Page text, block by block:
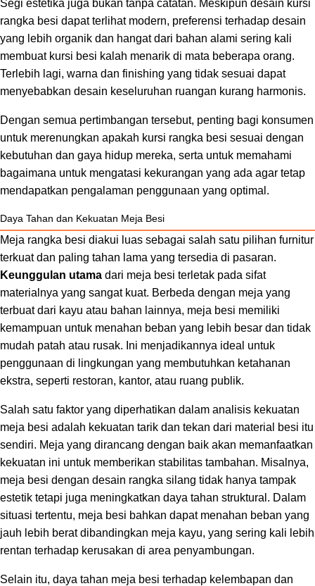
Segi estetika juga bukan tanpa catatan. Meskipun desain kursi
rangka besi dapat terlihat modern, preferensi terhadap desain
yang lebih organik dan hangat dari bahan alami sering kali
membuat kursi besi kalah menarik di mata beberapa orang.
Terlebih lagi, warna dan finishing yang tidak sesuai dapat
menyebabkan desain keseluruhan ruangan kurang harmonis.
Dengan semua pertimbangan tersebut, penting bagi konsumen
untuk merenungkan apakah kursi rangka besi sesuai dengan
kebutuhan dan gaya hidup mereka, serta untuk memahami
bagaimana untuk mengatasi kekurangan yang ada agar tetap
mendapatkan pengalaman penggunaan yang optimal.
Daya Tahan dan Kekuatan Meja Besi
Meja rangka besi diakui luas sebagai salah satu pilihan furnitur
terkuat dan paling tahan lama yang tersedia di pasaran.
Keunggulan utama dari meja besi terletak pada sifat
materialnya yang sangat kuat. Berbeda dengan meja yang
terbuat dari kayu atau bahan lainnya, meja besi memiliki
kemampuan untuk menahan beban yang lebih besar dan tidak
mudah patah atau rusak. Ini menjadikannya ideal untuk
penggunaan di lingkungan yang membutuhkan ketahanan
ekstra, seperti restoran, kantor, atau ruang publik.
Salah satu faktor yang diperhatikan dalam analisis kekuatan
meja besi adalah kekuatan tarik dan tekan dari material besi itu
sendiri. Meja yang dirancang dengan baik akan memanfaatkan
kekuatan ini untuk memberikan stabilitas tambahan. Misalnya,
meja besi dengan desain rangka silang tidak hanya tampak
estetik tetapi juga meningkatkan daya tahan struktural. Dalam
situasi tertentu, meja besi bahkan dapat menahan beban yang
jauh lebih berat dibandingkan meja kayu, yang sering kali lebih
rentan terhadap kerusakan di area penyambungan.
Selain itu, daya tahan meja besi terhadap kelembapan dan